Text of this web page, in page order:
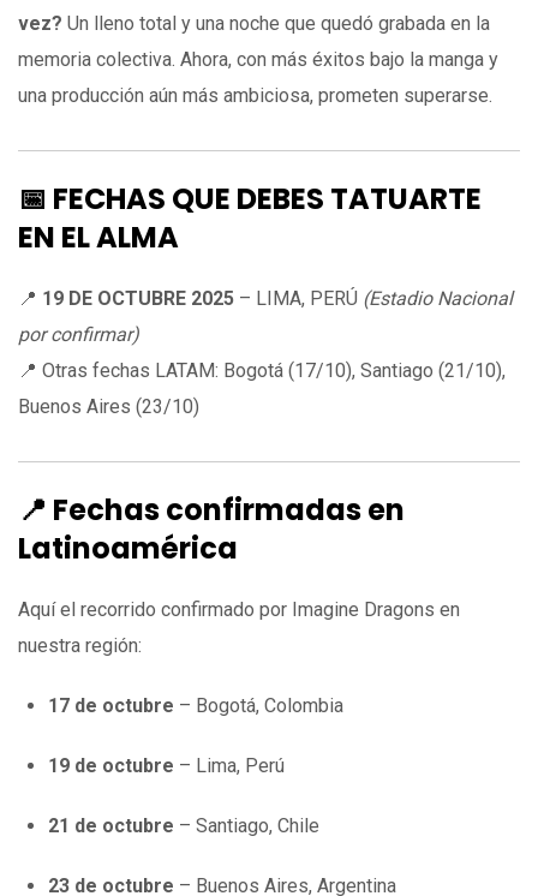
vez? Un lleno total y una noche que quedó grabada en la
memoria colectiva. Ahora, con más éxitos bajo la manga y
una producción aún más ambiciosa, prometen superarse.
📅 FECHAS QUE DEBES TATUARTE
EN EL ALMA
📍 19 DE OCTUBRE 2025 – LIMA, PERÚ (Estadio Nacional
por confirmar)
📍 Otras fechas LATAM: Bogotá (17/10), Santiago (21/10),
Buenos Aires (23/10)
📍 Fechas confirmadas en
Latinoamérica
Aquí el recorrido confirmado por Imagine Dragons en
nuestra región:
17 de octubre – Bogotá, Colombia
19 de octubre – Lima, Perú
21 de octubre – Santiago, Chile
23 de octubre – Buenos Aires, Argentina